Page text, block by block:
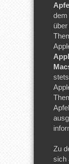
dem
Zu
sich